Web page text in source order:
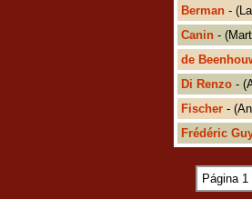
Berman-
Canin-
de
Di Renzo-
Fischer-
Frédéric
Página 1